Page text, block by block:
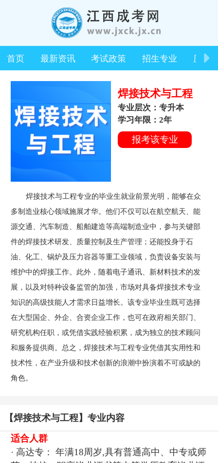
首页 最新资讯 考试政策 招生专业 历年
焊接技术与工程
专业层次：专升本
学习年限：2年
报考该专业
焊接技术与工程专业的毕业生就业前景光明，能够在众
多制造业核心领域施展才华。他们不仅可以在航空航天、能
源交通、汽车制造、船舶建造等高端制造业中，参与关键部
件的焊接技术研发、质量控制及生产管理；还能投身于石
油、化工、锅炉及压力容器等重工业领域，负责设备安装与
维护中的焊接工作。此外，随着电子通讯、新材料技术的发
展，以及对特种设备监管的加强，市场对具备焊接技术专业
知识的高级技能人才需求日益增长。该专业毕业生既可选择
在大型国企、外企、合资企业工作，也可在政府相关部门、
研究机构任职，或凭借实践经验积累，成为独立的技术顾问
和服务提供商。总之，焊接技术与工程专业凭借其实用性和
技术性，在产业升级和技术创新的浪潮中扮演着不可或缺的
角色。
【焊接技术与工程】专业内容
适合人群
· 高达专： 年满18周岁,具有普通高中、中专或师